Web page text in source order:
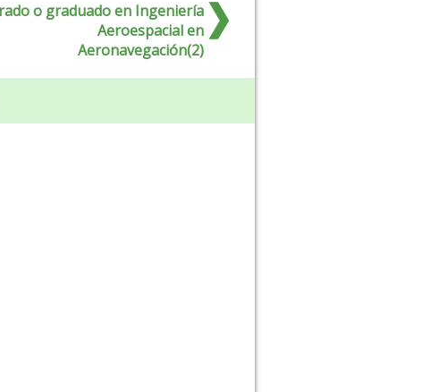
o graduado en Ingeniería
Aeroespacial en
Aeronavegación(2)